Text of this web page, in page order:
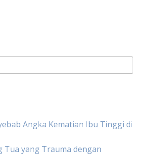
Angka Kematian Ibu Tinggi di
Tua yang Trauma dengan